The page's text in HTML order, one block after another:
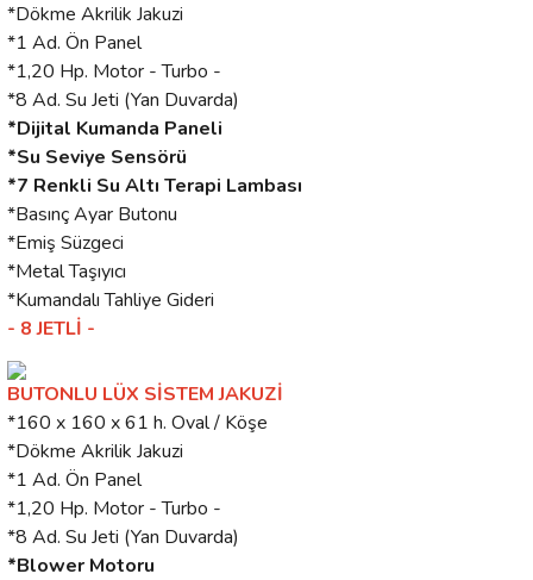
*Dökme Akrilik Jakuzi
*1 Ad. Ön Panel
*1,20 Hp. Motor - Turbo -
*8 Ad. Su Jeti (Yan Duvarda)
*Dijital Kumanda Paneli
*Su Seviye Sensörü
*7 Renkli Su Altı Terapi Lambası
*Basınç Ayar Butonu
*Emiş Süzgeci
*Metal Taşıyıcı
*Kumandalı Tahliye Gideri
- 8 JETLİ -
BUTONLU LÜX SİSTEM JAKUZİ
*160 x 160 x 61 h. Oval / Köşe
*Dökme Akrilik Jakuzi
*1 Ad. Ön Panel
*1,20 Hp. Motor - Turbo -
*8 Ad. Su Jeti (Yan Duvarda)
*Blower Motoru